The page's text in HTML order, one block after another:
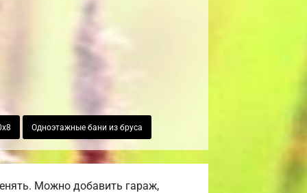
Одноэтажные бани из бруса
Можно добавить гараж,